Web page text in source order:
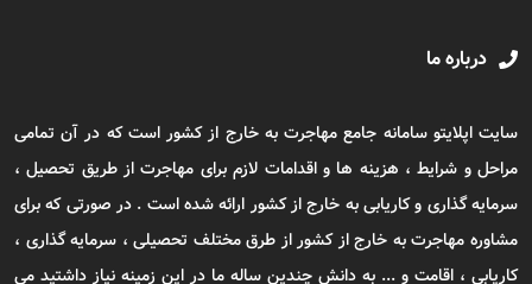
درباره ما
سایت اپلایتو سامانه جامع مهاجرت به خارج از کشور است که در آن تمامی
مراحل و شرایط ، هزینه ها و اقدامات لازم برای مهاجرت از طریق تحصیل ،
سرمایه گذاری و کاریابی به خارج از کشور ارائه شده است . در صورتی که برای
مشاوره مهاجرت به خارج از کشور از طرق مختلف تحصیلی ، سرمایه گذاری ،
کاریابی ، اقامت و ... به دانش چندین ساله ما در این زمینه نیاز داشتید می